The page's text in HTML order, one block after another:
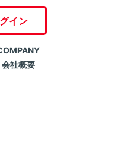
イン
会社概要